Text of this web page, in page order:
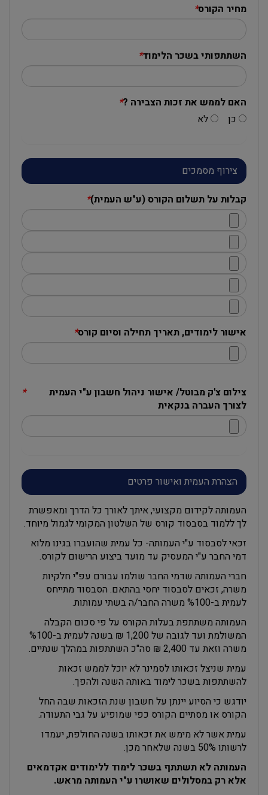
מחיר הקורס*
השתתפותי בשכר הלימוד*
האם לממש את זכות הצבירה ?*
כן
לא
צירוף מסמכים
קבלות על תשלום הקורס (ע"ש העמית)*
אישור לימודים, תאריך תחילה וסיום קורס*
צילום צ'ק מבוטל/ אישור ניהול חשבון ע"י העמית
לצורך העברה בנקאית
*
הצהרת העמית ואישור פרטים
העמותה לקידום מקצועי, איתך לאורך כל הדרך ומאפשרת
לך ללמוד בסבסוד קורס של השלטון המקומי לגמול מיוחד.
זכאי לסבסוד ע"י העמותה- כל עמית שהועברו בגינו מלוא
דמי החבר ע"י המעסיק עד מועד ביצוע הרישום לקורס.
חברי העמותה שדמי החבר שולמו עבורם עפ"י חלקיות
משרה, זכאים לסבסוד יחסי בהתאם. הסבסוד מתייחס
לעמית ב-%100 משרה החבר/ה בשתי עמותות.
העמותה משתתפת בעלות הקורס על פי סכום הקבלה
המשולמת ועד לגובה של 1,200 ₪ בשנה לעמית ב-%100
משרה וזאת עד 2,400 ₪ סה"כ השתתפות במהלך שנתיים.
עמית שניצל זכאותו לסמינר לא יוכל לממש זכאות
להשתתפות בשכר לימוד באותה השנה ולהפך.
יודגש כי הסיוע יינתן על חשבון שנת הזכאות שבה החל
הקורס או מסתיים הקורס כפי שמופיע על גבי התעודה.
עמית אשר לא מימש את זכאותו בשנה החולפת, יעמדו
לרשותו 50% בשנה שלאחר מכן.
העמותה לא תשתתף בשכר לימוד ללימודים אקדמאים
אלא רק במסלולים שאושרו ע"י העמותה מראש.